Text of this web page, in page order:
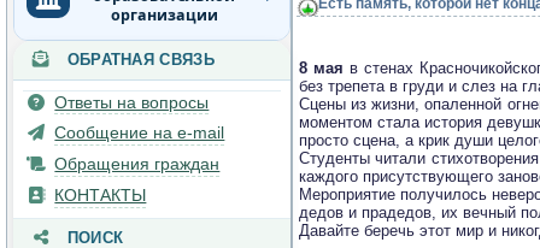
организации
Основные сведения
Структура и органы
управления
образовательной
организацией
Документы
ОБРАТНАЯ СВЯЗЬ
Ответы на вопросы
Сообщение на e-mail
Обращения граждан
КОНТАКТЫ
ПОИСК
Есть память, которой нет
8 мая в стенах
без трепета в груди и слез на
Сцены из жизни, опаленной
моментом стала история
просто сцена, а крик души
Студенты читали
каждого присутствующего
Мероприятие получилось
дедов и прадедов, их вечный
Давайте беречь этот мир и